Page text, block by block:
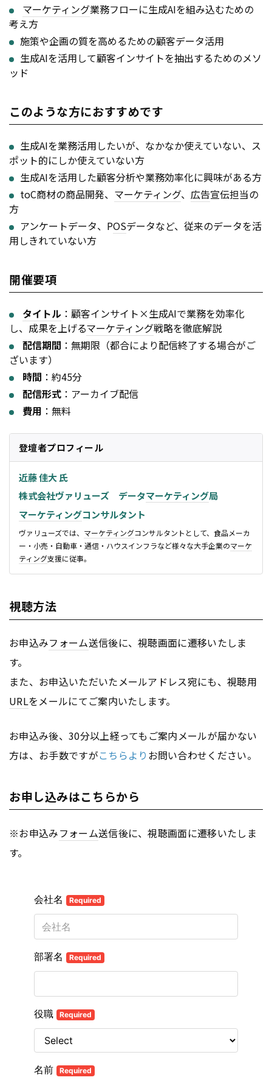
マーケティング業務フローに生成AIを組み込むための
考え方
施策や企画の質を高めるための顧客データ活用
生成AIを活用して顧客インサイトを抽出するためのメソ
ッド
このような方におすすめです
生成AIを業務活用したいが、なかなか使えていない、ス
ポット的にしか使えていない方
生成AIを活用した顧客分析や業務効率化に興味がある方
toC商材の商品開発、 マーケティング、 広告宣伝担当の
方
アンケートデータ、POSデータなど、従来のデータを活
用しきれていない方
開催要項
タイトル ：顧客インサイト×生成AIで業務を効率化
し、成果を上げるマーケティング戦略を徹底解説
配信期間 ：無期限（都合により配信終了する場合がご
ざいます）
時間 ：約45分
配信形式 ：アーカイブ配信
費用 ：無料
登壇者プロフィール
近藤 佳大 氏
株式会社ヴァリューズ データマーケティング局
マーケティングコンサルタント
ヴァリューズでは、 マーケティングコンサルタントとして、食品メーカ
ー・小売・自動車・通信・ハウスインフラなど様々な大手企業のマーケ
ティング支援に従事。
視聴方法
お申込みフォーム送信後に、視聴画面に遷移いたしま
す。
また、お申込いただいたメールアドレス宛にも、視聴用
URLをメールにてご案内いたします。
お申込み後、30分以上経ってもご案内メールが届かない
方は、お手数ですがこちらより お問い合わせください。
お申し込みはこちらから
※お申込みフォーム送信後に、視聴画面に遷移いたしま
す。